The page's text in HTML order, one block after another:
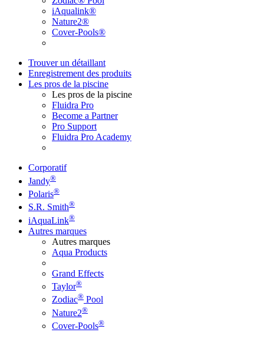
iAqualink®
Nature2®
Cover-Pools®
Trouver un détaillant
Enregistrement des produits
Les pros de la piscine
Les pros de la piscine
Fluidra Pro
Become a Partner
Pro Support
Fluidra Pro Academy
Corporatif
Jandy®
Polaris®
S.R. Smith®
iAquaLink®
Autres marques
Autres marques
Aqua Products
Grand Effects
Taylor®
Zodiac® Pool
Nature2®
Cover-Pools®